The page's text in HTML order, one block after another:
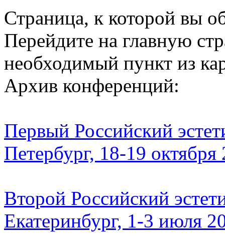
Страница, к которой вы
Перейдите на главную
необходимый пункт из
Архив конференций:
Первый Российский
Петербург, 18-19 октября
Второй Российский
Екатеринбург, 1-3 июля